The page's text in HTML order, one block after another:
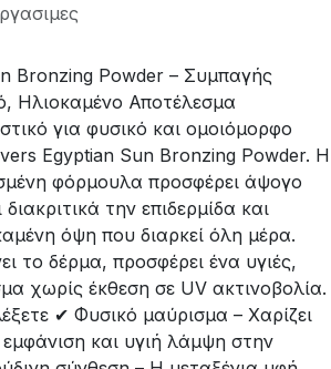
Bronzing Powder – Συμπαγής
Ηλιοκαμένο Αποτέλεσμα
για φυσικό και ομοιόμορφο
Egyptian Sun Bronzing Powder. Η
φόρμουλα προσφέρει άψογο
διακριτικά την επιδερμίδα και
όψη που διαρκεί όλη μέρα.
το δέρμα, προσφέρει ένα υγιές,
χωρίς έκθεση σε UV ακτινοβολία.
✔ Φυσικό μαύρισμα – Χαρίζει
και υγιή λάμψη στην